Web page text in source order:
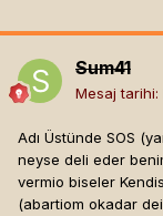
Sum41
Mesaj tarihi:
Adı Üstünde SOS
neyse deli eder
vermio biseler
(abartiom okadar